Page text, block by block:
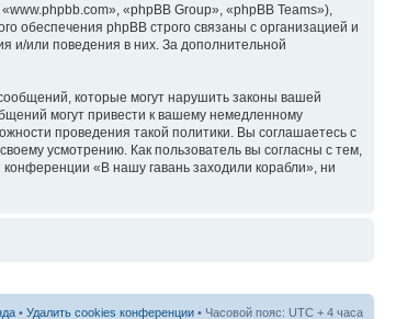
«phpBB Group», «phpBB Teams»),
обеспечения phpBB строго связаны с организацией и
и/или поведения в них. За дополнительной
которые могут нарушить законы вашей
могут привести к вашему немедленному
проведения такой политики. Вы соглашаетесь с
усмотрению. Как пользователь вы согласны с тем,
«В нашу гавань заходили корабли», ни
• Удалить cookies конференции • Часовой пояс: UTC + 4 часа